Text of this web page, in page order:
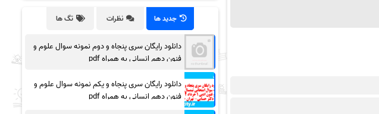
جدید ها نظرات تگ ها
دانلود رایگان سری پنجاه و دوم نمونه سوال علوم و
فنون دهم انسانی به همراه pdf
دانلود رایگان سری پنجاه و یکم نمونه سوال علوم و
فنون دهم انسانی به همراه pdf